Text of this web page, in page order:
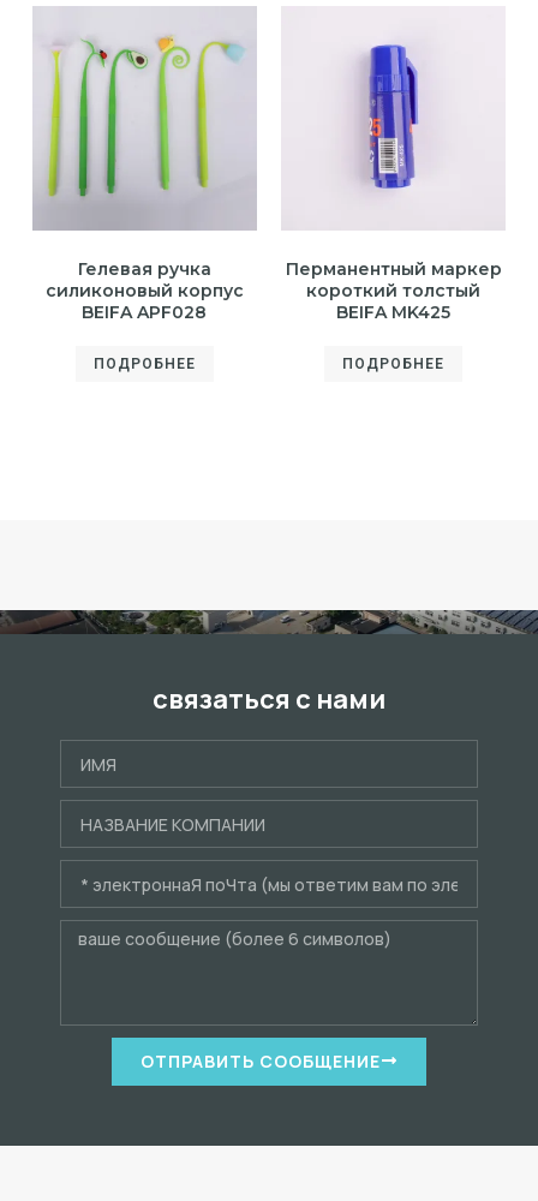
Гелевая ручка
силиконовый корпус
BEIFA APF028
ПОДРОБНЕЕ
Перманентный маркер
короткий толстый
BEIFA MK425
ПОДРОБНЕЕ
связаться с нами
ОТПРАВИТЬ СООБЩЕНИЕ